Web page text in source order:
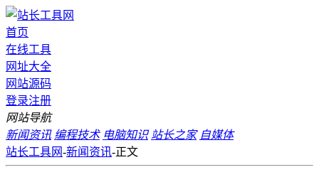
首页
在线工具
网址大全
网站源码
登录注册
网站导航
新闻资讯 编程技术 电脑知识 站长之家 自媒体
站长工具网-新闻资讯-正文